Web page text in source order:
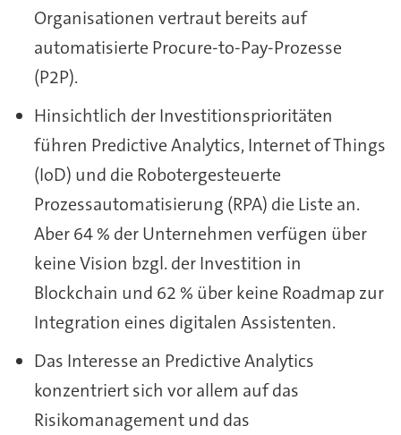
Organisationen vertraut bereits auf
automatisierte Procure-to-Pay-Prozesse
(P2P).
Hinsichtlich der Investitionsprioritäten
führen Predictive Analytics, Internet of Things
(IoD) und die Robotergesteuerte
Prozessautomatisierung (RPA) die Liste an.
Aber 64 % der Unternehmen verfügen über
keine Vision bzgl. der Investition in
Blockchain und 62 % über keine Roadmap zur
Integration eines digitalen Assistenten.
Das Interesse an Predictive Analytics
konzentriert sich vor allem auf das
Risikomanagement und das